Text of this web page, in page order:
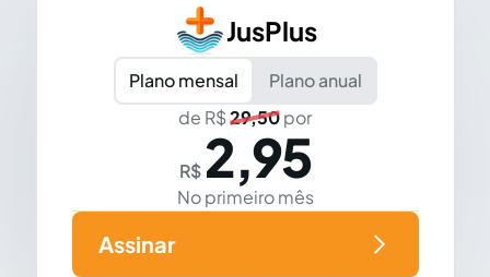
JusPlus
Plano mensal
Plano anual
de R$29,50por
R$ 2,95
No primeiro mês
Assinar